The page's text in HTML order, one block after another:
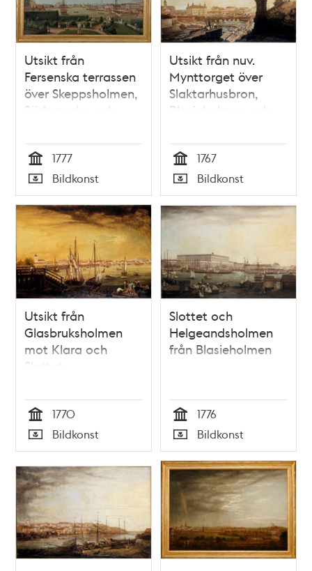
Utsikt från
Fersenska terrassen
över Skeppsholmen,
Södermalm och
Tid
1777
Typ
Bildkonst
Utsikt från nuv.
Mynttorget över
Slaktarhusbron,
Blasieholmen och
Tid
1767
Typ
Bildkonst
Utsikt från
Glasbruksholmen
mot Klara och
Slottet
Tid
1770
Typ
Bildkonst
Slottet och
Helgeandsholmen
från Blasieholmen
Tid
1776
Typ
Bildkonst